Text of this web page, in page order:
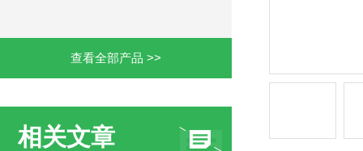
查看全部产品 >>
相关文章